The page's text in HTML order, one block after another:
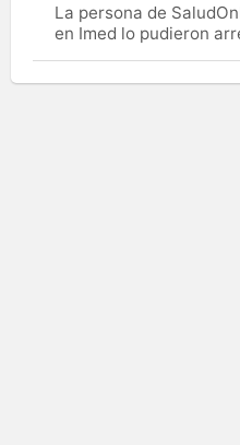
La persona de
en Imed lo pudieron